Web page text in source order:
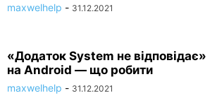
maxwelhelp - 31.12.2021
«Додаток System не відповідає»
на Android — що робити
maxwelhelp - 31.12.2021